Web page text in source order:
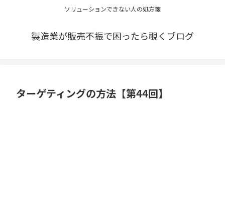
ソリューションできない人の処方箋
製造業が販売不振で困ったら覗くブログ
ターゲティングの方法【第44回】